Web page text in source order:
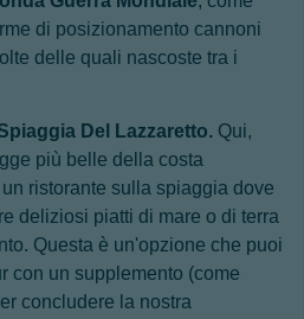
di posizionamento cannoni
delle quali nascoste tra i
Del Lazzaretto. Qui,
più belle della costa
ristorante sulla spiaggia dove
deliziosi piatti di mare o di terra
Questa è un'opzione che puoi
con un supplemento (come
concludere la nostra